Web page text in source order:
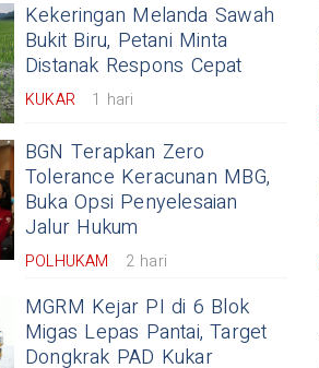
Kekeringan Melanda Sawah
Bukit Biru, Petani Minta
Distanak Respons Cepat
KUKAR 1 hari
BGN Terapkan Zero
Tolerance Keracunan MBG,
Buka Opsi Penyelesaian
Jalur Hukum
POLHUKAM 2 hari
MGRM Kejar PI di 6 Blok
Migas Lepas Pantai, Target
Dongkrak PAD Kukar